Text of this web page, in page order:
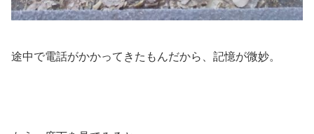
途中で電話がかかってきたもんだから、記憶が微妙。